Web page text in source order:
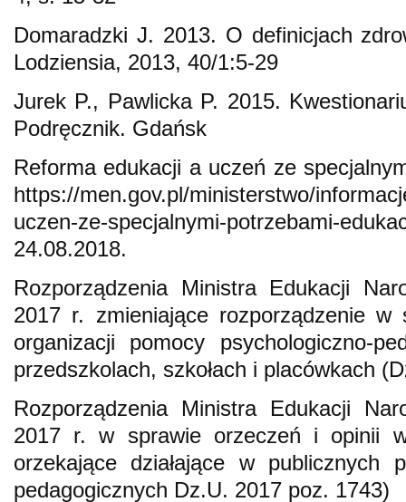
Domaradzki J. 2013. O definicjach
Lodziensia, 2013, 40/1:5-29
Jurek P., Pawlicka P. 2015.
Podręcznik. Gdańsk
Reforma edukacji a uczeń ze
https://men.gov.pl/ministerstwo/
uczen-ze-specjalnymi-potrzebami-
24.08.2018.
Rozporządzenia Ministra Edukacji
2017 r. zmieniające rozporządzenie w
organizacji pomocy psychologiczno-
przedszkolach, szkołach i placówkach
Rozporządzenia Ministra Edukacji
2017 r. w sprawie orzeczeń i opinii
orzekające działające w publicznych
pedagogicznych Dz.U. 2017 poz. 1743)